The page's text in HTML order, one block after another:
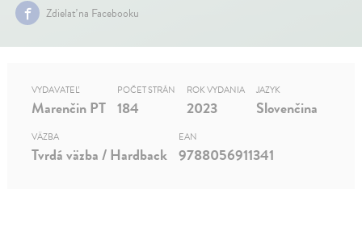
Zdielať na Facebooku
VYDAVATEĽ
Marenčin PT
POČET STRÁN
184
ROK VYDANIA
2023
JAZYK
Slovenčina
VÄZBA
Tvrdá väzba / Hardback
EAN
9788056911341